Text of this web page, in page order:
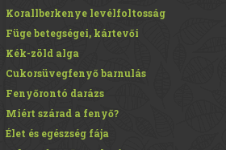
Korallberkenye levélfoltosság
Füge betegségei, kártevői
Kék-zöld alga
Cukorsüvegfenyő barnulás
Fenyőrontó darázs
Miért szárad a fenyő?
Élet és egészség fája